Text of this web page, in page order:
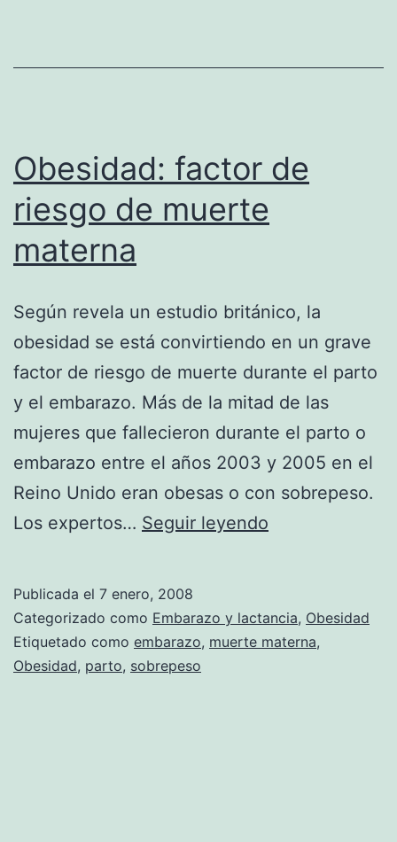
Obesidad: factor de
riesgo de muerte
materna
Según revela un estudio británico, la
obesidad se está convirtiendo en un grave
factor de riesgo de muerte durante el parto
y el embarazo. Más de la mitad de las
mujeres que fallecieron durante el parto o
embarazo entre el años 2003 y 2005 en el
Reino Unido eran obesas o con sobrepeso.
Los expertos… Seguir leyendo
riesgo
de
Publicada el 7 enero, 2008
Categorizado como Embarazo y lactancia, Obesidad
Etiquetado como embarazo, muerte materna,
Obesidad, parto, sobrepeso